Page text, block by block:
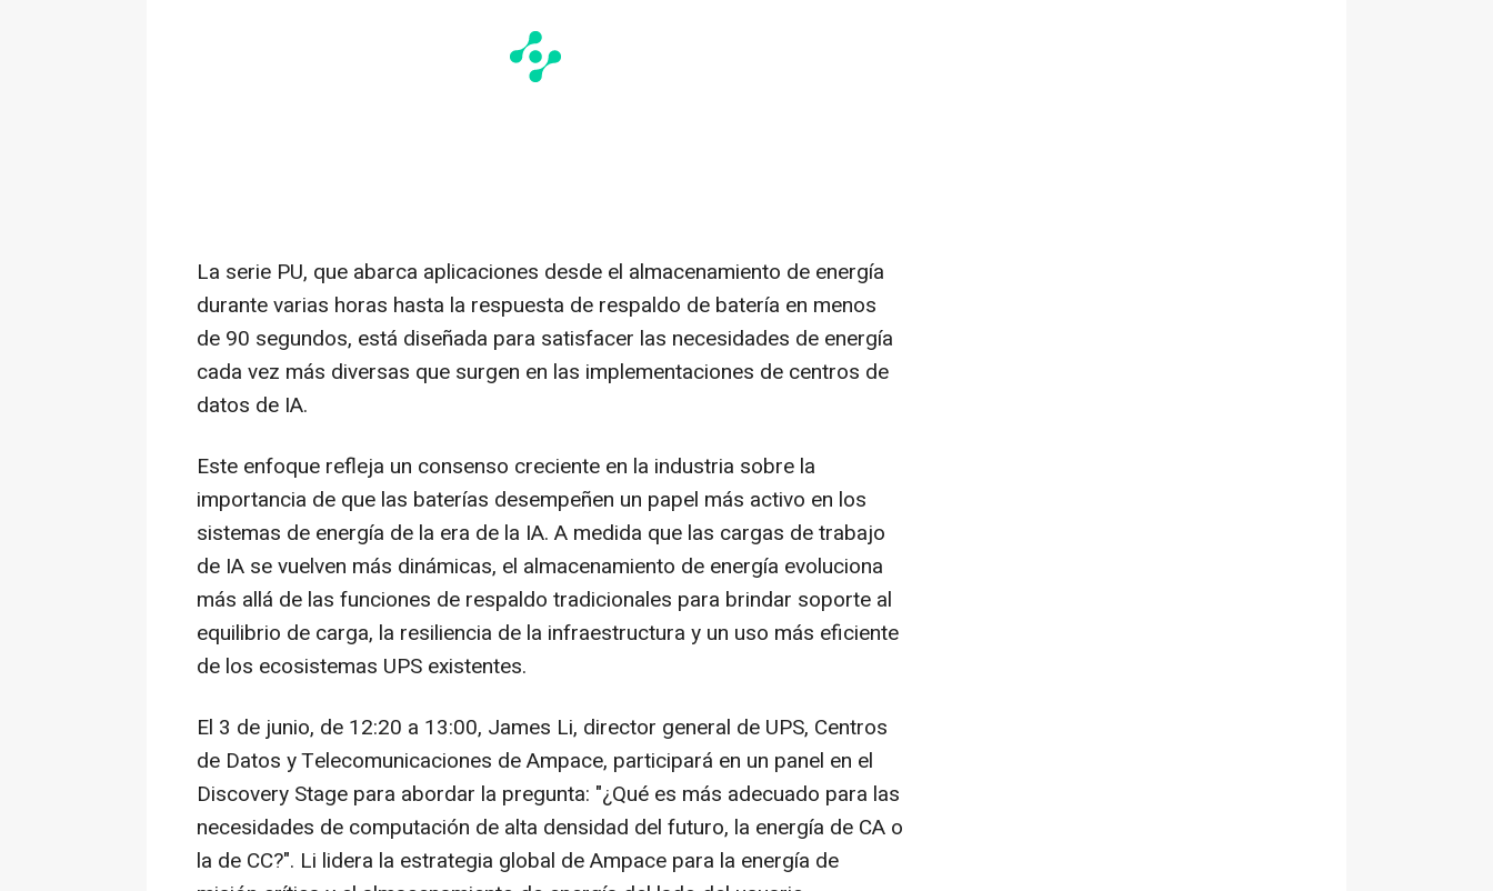
La serie PU, que abarca aplicaciones desde el almacenamiento de energía
durante varias horas hasta la respuesta de respaldo de batería en menos
de 90 segundos, está diseñada para satisfacer las necesidades de energía
cada vez más diversas que surgen en las implementaciones de centros de
datos de IA.
Este enfoque refleja un consenso creciente en la industria sobre la
importancia de que las baterías desempeñen un papel más activo en los
sistemas de energía de la era de la IA. A medida que las cargas de trabajo
de IA se vuelven más dinámicas, el almacenamiento de energía evoluciona
más allá de las funciones de respaldo tradicionales para brindar soporte al
equilibrio de carga, la resiliencia de la infraestructura y un uso más eficiente
de los ecosistemas UPS existentes.
El 3 de junio, de 12:20 a 13:00, James Li, director general de UPS, Centros
de Datos y Telecomunicaciones de Ampace, participará en un panel en el
Discovery Stage para abordar la pregunta: "¿Qué es más adecuado para las
necesidades de computación de alta densidad del futuro, la energía de CA o
la de CC?". Li lidera la estrategia global de Ampace para la energía de